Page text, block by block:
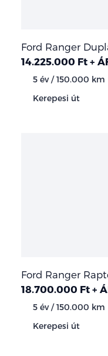
Ford Ranger
14.225.000 Ft +
5 év / 150.000 km
Kerepesi út
Ford Ranger
18.700.000 Ft +
5 év / 150.000 km
Kerepesi út